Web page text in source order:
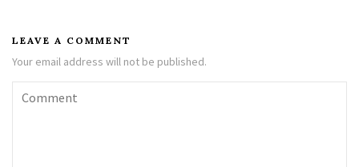
LEAVE A COMMENT
Your email address will not be published.